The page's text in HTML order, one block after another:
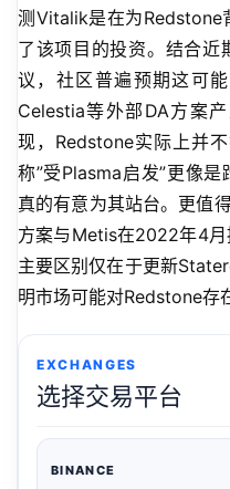
测Vitalik是在为Redstone
了该项目的投资。结合近
议，社区普遍预期这可
Celestia等外部DA方案
现，Redstone实际上并
称”受Plasma启发”更像
真的有意为其站台。更值
方案与Metis在2022年4月
主要区别仅在于更新
明市场可能对Redstone存
EXCHANGES
选择交易平台
BINANCE